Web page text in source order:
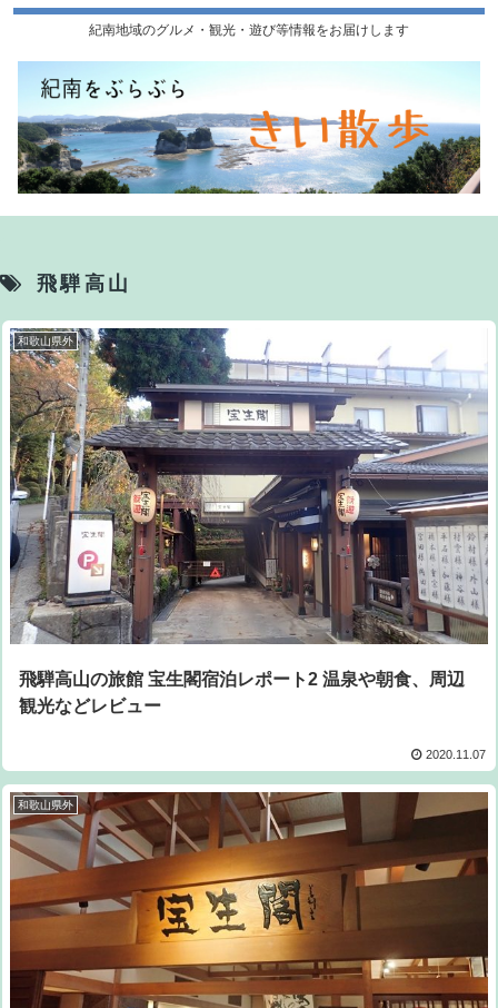
紀南地域のグルメ・観光・遊び等情報をお届けします
飛騨高山
和歌山県外
飛騨高山の旅館 宝生閣宿泊レポート2 温泉や朝食、周辺
観光などレビュー
2020.11.07
和歌山県外